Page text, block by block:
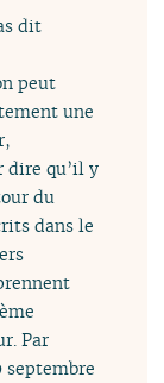
dit
peut
une
dire qu’il y
du
dans le
Par
septembre